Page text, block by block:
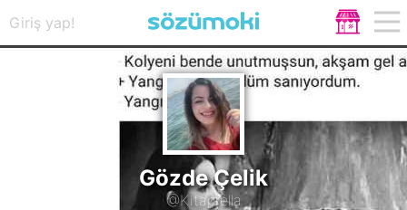
Giriş yap!
Gözde Çelik
@Kitaprella